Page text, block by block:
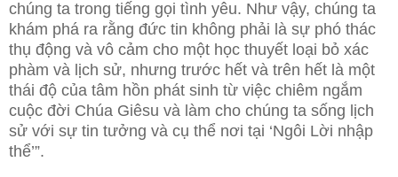
chúng ta trong tiếng gọi tình yêu. Như vậy, chúng ta
khám phá ra rằng đức tin không phải là sự phó thác
thụ động và vô cảm cho một học thuyết loại bỏ xác
phàm và lịch sử, nhưng trước hết và trên hết là một
thái độ của tâm hồn phát sinh từ việc chiêm ngắm
cuộc đời Chúa Giêsu và làm cho chúng ta sống lịch
sử với sự tin tưởng và cụ thể nơi tại ‘Ngôi Lời nhập
thể’”.